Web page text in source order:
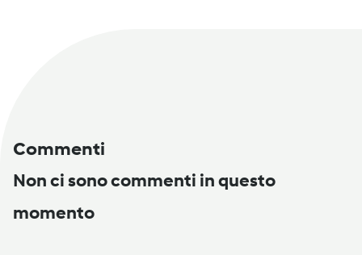
Commenti
Non ci sono commenti in questo
momento